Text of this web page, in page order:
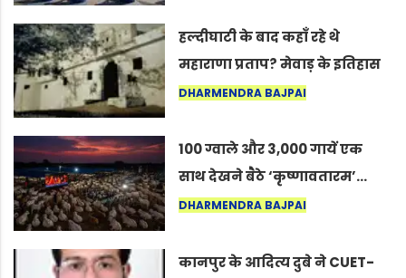
हल्दीघाटी के बाद कहाँ रहे थे
महाराणा प्रताप? मेवाड़ के इतिहास
का वह अनकहा अध्याय जो आज भी
DHARMENDRA BAJPAI
100 ग्वाले और 3,000 गायें एक
साथ देखने बैठे ‘कृष्णावतारम’…
नागपुर में दिखा ऐसा नज़ारा कि
कर सकते हैं”
DHARMENDRA BAJPAI
कानपुर के आदित्य दुबे ने CUET-